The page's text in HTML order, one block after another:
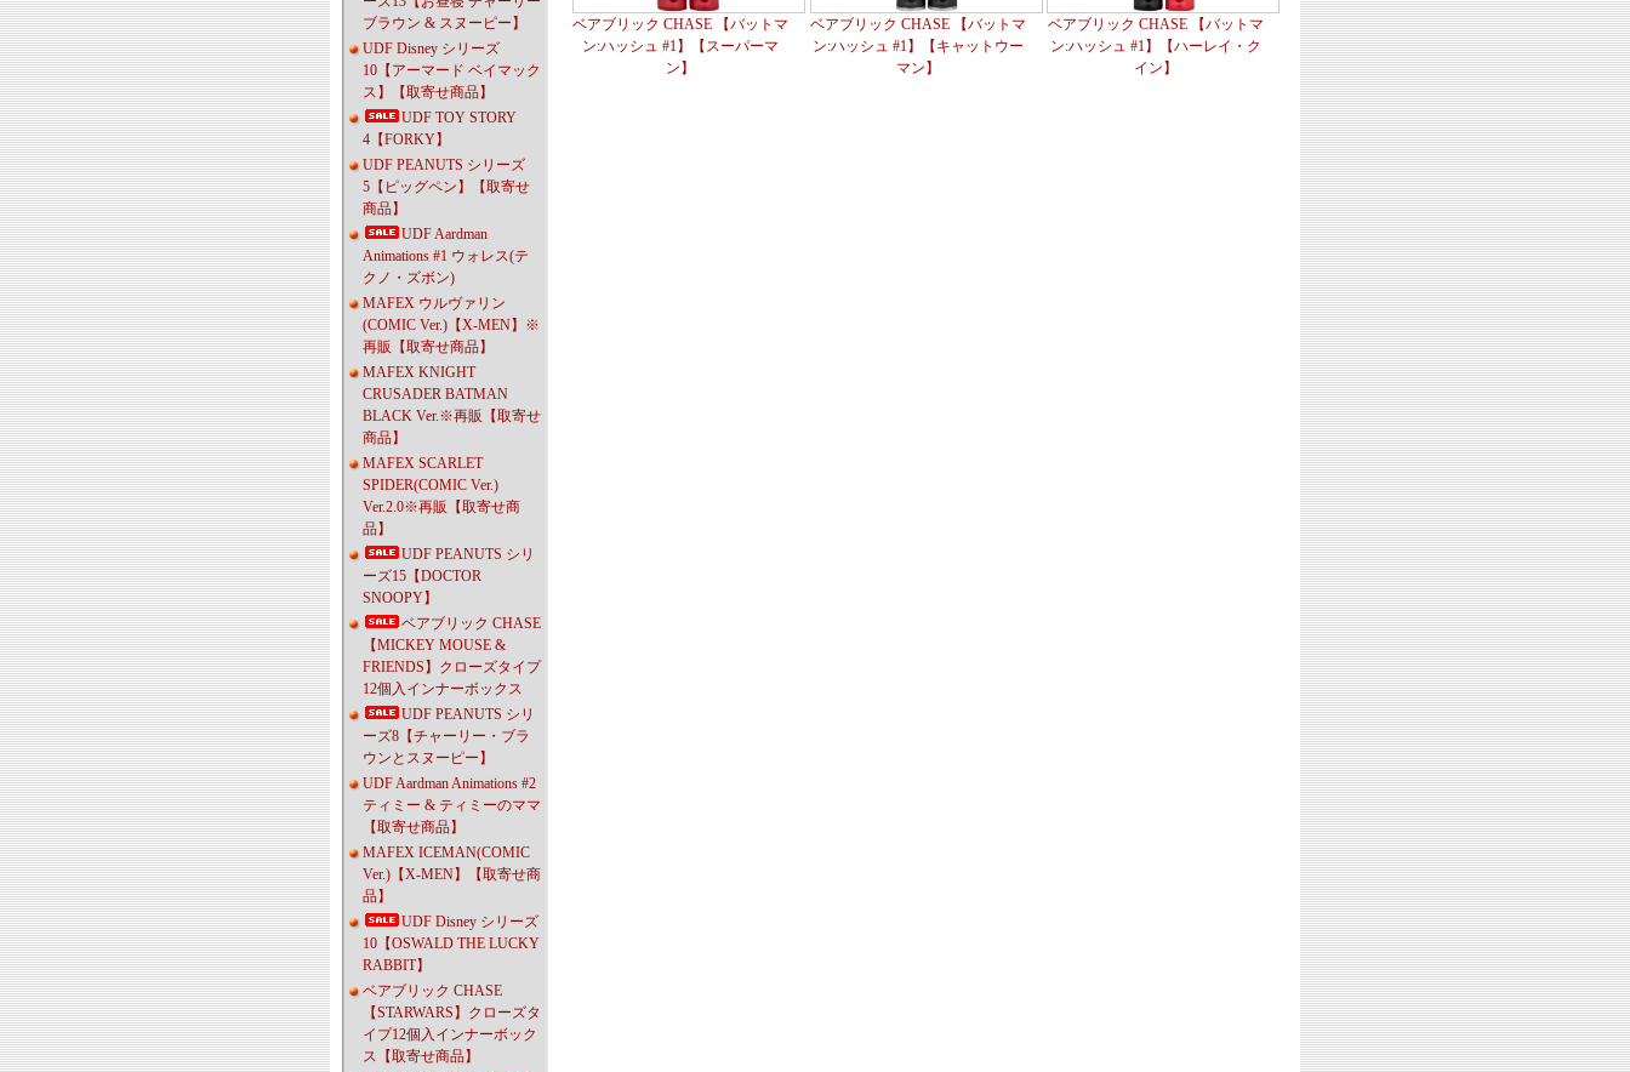
ブラウン & スヌーピー】
UDF Disney シリーズ
10【アーマード ベイマック
ス】【取寄せ商品】
UDF TOY STORY
4【FORKY】
UDF PEANUTS シリーズ
5【ピッグペン】【取寄せ
商品】
UDF Aardman
Animations #1 ウォレス(テ
クノ・ズボン)
MAFEX ウルヴァリン
(COMIC Ver.)【X-MEN】※
再販【取寄せ商品】
MAFEX KNIGHT
CRUSADER BATMAN
BLACK Ver.※再販【取寄せ
商品】
MAFEX SCARLET
SPIDER(COMIC Ver.)
Ver.2.0※再販【取寄せ商
品】
UDF PEANUTS シリ
ーズ15【DOCTOR
SNOOPY】
ベアブリック CHASE
【MICKEY MOUSE &
FRIENDS】クローズタイプ
12個入インナーボックス
UDF PEANUTS シリ
ーズ8【チャーリー・ブラ
ウンとスヌーピー】
UDF Aardman Animations #2
ティミー & ティミーのママ
【取寄せ商品】
MAFEX ICEMAN(COMIC
Ver.)【X-MEN】【取寄せ商
品】
UDF Disney シリーズ
10【OSWALD THE LUCKY
RABBIT】
ベアブリック CHASE
【STARWARS】クローズタ
イプ12個入インナーボック
ス【取寄せ商品】
ベアブリック CHASE 【バットマ
ン:ハッシュ #1】【スーパーマ
ン】
ベアブリック CHASE 【バットマ
ン:ハッシュ #1】【キャットウー
マン】
ベアブリック CHASE 【バットマ
ン:ハッシュ #1】【ハーレイ・ク
イン】